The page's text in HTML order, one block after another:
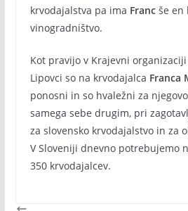
krvodajalstva pa ima Francše en
vinogradništvo.
Kot pravijo v Krajevni organizaciji
Lipovci so na krvodajalca Franca
ponosni in so hvaležni za
samega sebe drugim, pri
za slovensko krvodajalstvo in za
V Sloveniji dnevno potrebujemo
350 krvodajalcev.